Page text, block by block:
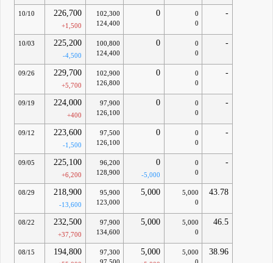
10/10 226,700
+1,500
102,300
124,400
0
0
0
-
10/03 225,200
-4,500
100,800
124,400
0
0
0
-
09/26 229,700
+5,700
102,900
126,800
0
0
0
-
09/19 224,000
+400
97,900
126,100
0
0
0
-
09/12 223,600
-1,500
97,500
126,100
0
0
0
-
09/05 225,100
+6,200
96,200
128,900
0
-5,000
0
0
-
08/29 218,900
-13,600
95,900
123,000
5,000
5,000
0
43.78
08/22 232,500
+37,700
97,900
134,600
5,000
5,000
0
46.5
08/15 194,800
97,300
97,500
5,000
5,000
0
38.96